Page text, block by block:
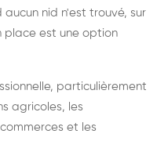
nid n'est trouvé, sur
place est une option
particulièrement
agricoles, les
et les